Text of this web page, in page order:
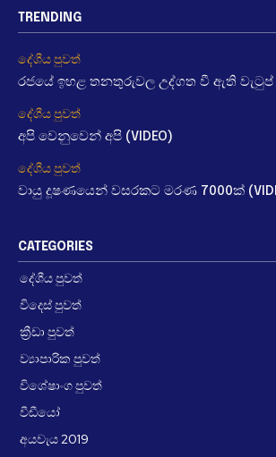
TRENDING
දේශීය පුවත්
රජයේ ඉහළ තනතුරුවල උද්ගත වී ඇති වැටුප්
දේශීය පුවත්
අපි වෙනුවෙන් අපි (VIDEO)
දේශීය පුවත්
වායු දූෂණයෙන් වසරකට මරණ 7000ක්
CATEGORIES
දේශීය පුවත්
විදෙස් පුවත්
ක්‍රීඩා පුවත්
ව්‍යාපාරික පුවත්
විශේෂාංග පුවත්
වීඩීයෝ
අයවැය 2019